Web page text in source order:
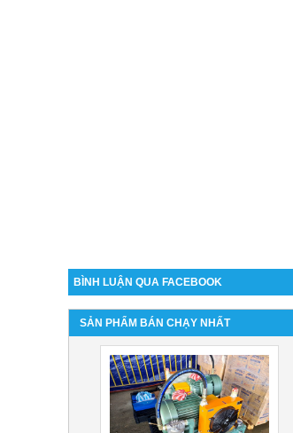
BÌNH LUẬN QUA FACEBOOK
SẢN PHẨM BÁN CHẠY NHẤT